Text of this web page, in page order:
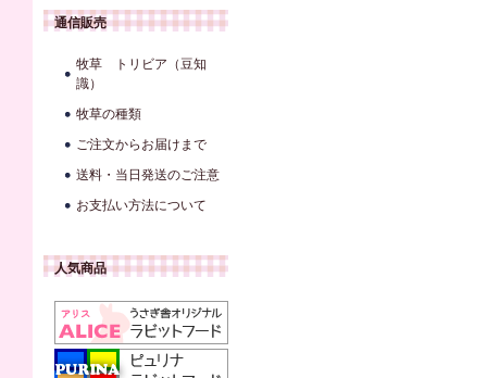
通信販売
牧草 トリビア（豆知
識）
牧草の種類
ご注文からお届けまで
送料・当日発送のご注意
お支払い方法について
人気商品